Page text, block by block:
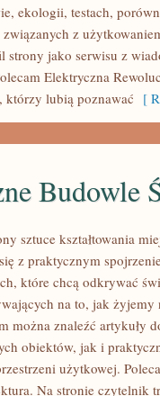
ekologii, testach,
z
strony jako serwisu z
Elektryczna
którzy lubią poznawać [
Budowle
sztuce kształtowania
z praktycznym
które chcą odkrywać
na to, jak żyjemy
można znaleźć artykuły
obiektów, jak i
użytkowej.
Na stronie czytelnik